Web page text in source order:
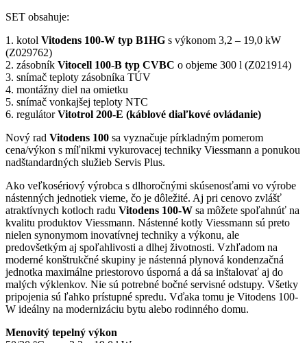
Vitotrol
E
SET obsahuje:
1. kotol Vitodens 100-W typ B1HG s výkonom 3,2 – 19,0 kW
(Z029762)
2. zásobník Vitocell 100-B typ CVBC o objeme 300 l (Z021914)
3. snímač teploty zásobníka TÚV
4. montážny diel na omietku
5. snímač vonkajšej teploty NTC
6. regulátorVitotrol 200-E (káblové diaľkové ovládanie)
Nový rad Vitodens 100 sa vyznačuje pírkladným pomerom
cena/výkon s míľnikmi vykurovacej techniky Viessmann a ponukou
nadštandardných služieb Servis Plus.
Ako veľkosériový výrobca s dlhoročnými skúsenosťami vo výrobe
nástenných jednotiek vieme, čo je dôležité. Aj pri cenovo zvlášť
atraktívnych kotloch radu Vitodens 100-W sa môžete spoľahnúť na
kvalitu produktov Viessmann. Nástenné kotly Viessmann sú preto
nielen synonymom inovatívnej techniky a výkonu, ale
predovšetkým aj spoľahlivosti a dlhej životnosti. Vzhľadom na
moderné konštrukčné skupiny je nástenná plynová kondenzačná
jednotka maximálne priestorovo úsporná a dá sa inštalovať aj do
malých výklenkov. Nie sú potrebné bočné servisné odstupy. Všetky
pripojenia sú ľahko prístupné spredu. Vďaka tomu je Vitodens 100-
W ideálny na modernizáciu bytu alebo rodinného domu.
Menovitý tepelný výkon